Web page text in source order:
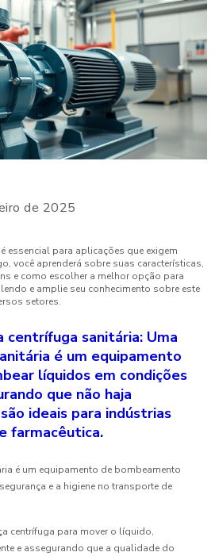
de 2025
essencial para aplicações que exigem
você aprenderá sobre suas características,
e como escolher a melhor opção para
e amplie seu conhecimento sobre este
setores.
centrífuga sanitária: Uma
é um equipamento
líquidos em condições
que não haja
ideais para indústrias
farmacêutica.
é um equipamento de bombeamento
e a higiene no transporte de
centrífuga para mover o líquido,
e assegurando que a qualidade do